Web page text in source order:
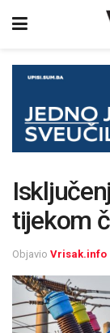
tijekom
Objavio Vrisak.info